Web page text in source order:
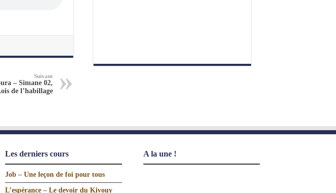
Suivant
– Simane 02,
de l’habillage
Les derniers cours
Job – Une leçon de foi pour tous
L’espérance – Le devoir du Kivouy
A la une !